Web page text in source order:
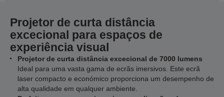
Projetor de curta distância
excecional para espaços de
experiência visual
Projetor de curta distância excecional de 7000 lumens
Ideal para uma vasta gama de ecrãs imersivos. Este ecrã
laser compacto e económico proporciona um desempenho de
alta qualidade em qualquer ambiente.